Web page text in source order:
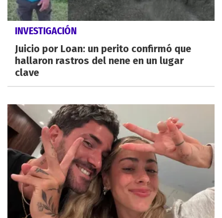
INVESTIGACIÓN
Juicio por Loan: un perito confirmó que
hallaron rastros del nene en un lugar
clave